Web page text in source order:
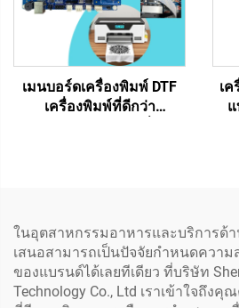
เมนบอร์ดเครื่องพิมพ์ DTF
เครื่องพิมพ์ที่ดีกว่า
เ
ในอุตสาหกรรมอาหารและบริการด้
เสนอสามารถเป็นปัจจัยกำหนดความ
ของแบรนด์ได้เลยทีเดียว ที่บริษัท
Technology Co., Ltd เราเข้าใจถึง